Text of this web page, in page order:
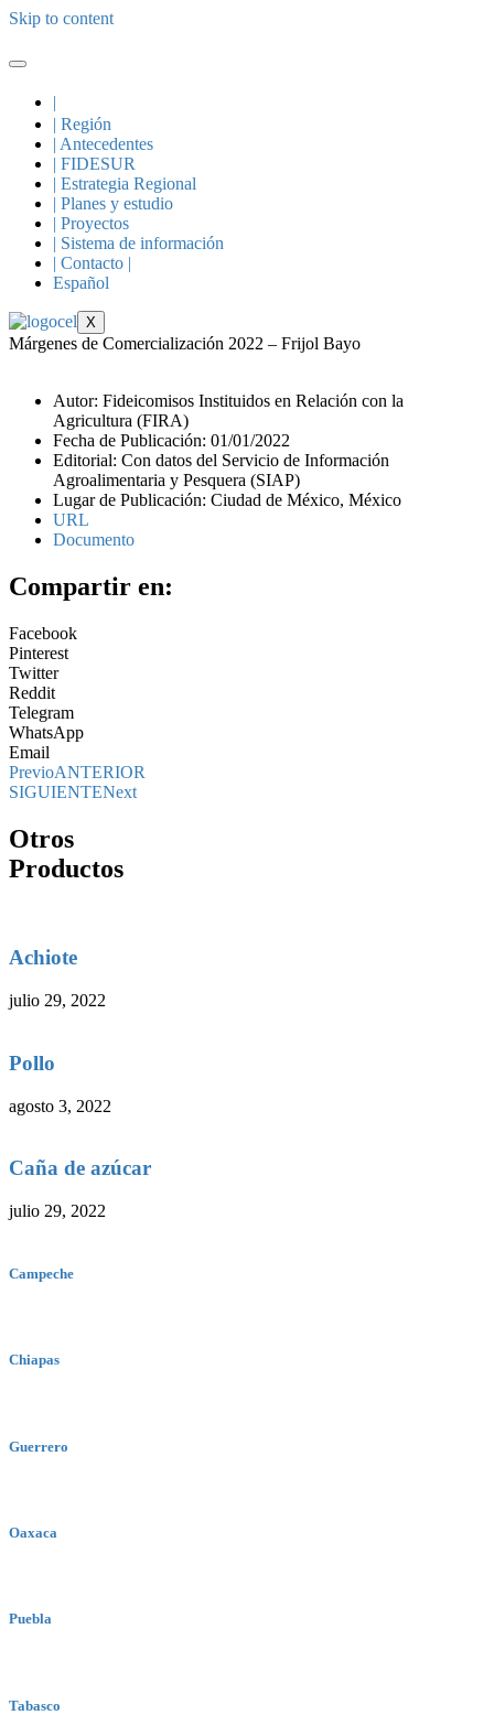
Skip to content
|
| Región
| Antecedentes
| FIDESUR
| Estrategia Regional
| Planes y estudio
| Proyectos
| Sistema de información
| Contacto |
Español
X
Márgenes de Comercialización 2022 – Frijol Bayo
Autor: Fideicomisos Instituidos en Relación con la
Agricultura (FIRA)
Fecha de Publicación: 01/01/2022
Editorial: Con datos del Servicio de Información
Agroalimentaria y Pesquera (SIAP)
Lugar de Publicación: Ciudad de México, México
URL
Documento
Compartir en:
Facebook
Pinterest
Twitter
Reddit
Telegram
WhatsApp
Email
PrevioANTERIOR
SIGUIENTENext
Otros
Productos
Achiote
julio 29, 2022
Pollo
agosto 3, 2022
Caña de azúcar
julio 29, 2022
Campeche
Chiapas
Guerrero
Oaxaca
Puebla
Tabasco